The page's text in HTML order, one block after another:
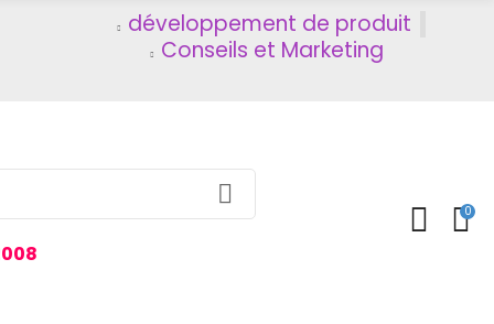
développement de produit
Conseils et Marketing
0